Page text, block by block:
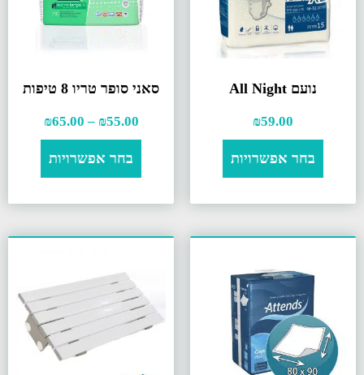
נועם All Night
₪59.00
בחר אפשרויות
סאני סופר טריו 8 טיפות
₪55.00
–
₪65.00
בחר אפשרויות